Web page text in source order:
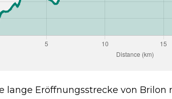
lange Eröffnungsstrecke von Brilon